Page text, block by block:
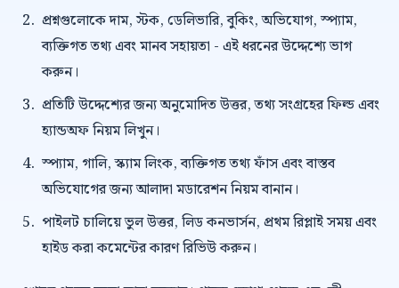
প্রশ্নগুলোকে দাম, স্টক, ডেলিভারি, বুকিং, অভিযোগ, স্প্যাম,
ব্যক্তিগত তথ্য এবং মানব সহায়তা - এই ধরনের উদ্দেশ্যে ভাগ
করুন।
প্রতিটি উদ্দেশ্যের জন্য অনুমোদিত উত্তর, তথ্য সংগ্রহের ফিল্ড এবং
হ্যান্ডঅফ নিয়ম লিখুন।
স্প্যাম, গালি, স্ক্যাম লিংক, ব্যক্তিগত তথ্য ফাঁস এবং বাস্তব
অভিযোগের জন্য আলাদা মডারেশন নিয়ম বানান।
পাইলট চালিয়ে ভুল উত্তর, লিড কনভার্সন, প্রথম রিপ্লাই সময় এবং
হাইড করা কমেন্টের কারণ রিভিউ করুন।